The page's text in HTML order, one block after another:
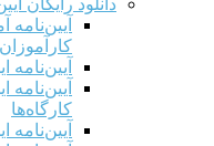
کارآموزان
آیین‌نامه
کارگاه‌ها
آیین‌نامه